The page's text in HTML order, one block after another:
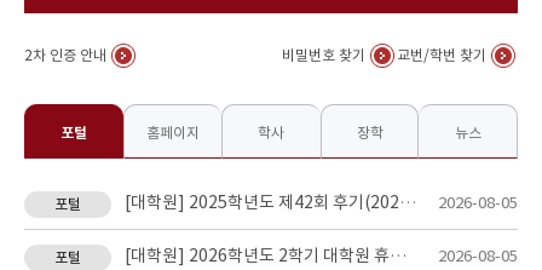
부파일 :I-ONE 캠퍼스 앱 설치안내-최
2차 인증 안내 교번/학번 찾기
비밀번호 찾기
포털 홈페이지 학사 장학 뉴스
포털 [대학원] 2025학년도 제42회 후기(2026년 8월) .. 2026-08-05
포털 [대학원] 2026학년도 2학기 대학원 휴학 및 복학 신청.. 2026-08-05